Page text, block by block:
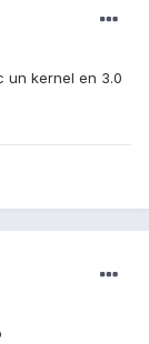
un kernel en 3.0